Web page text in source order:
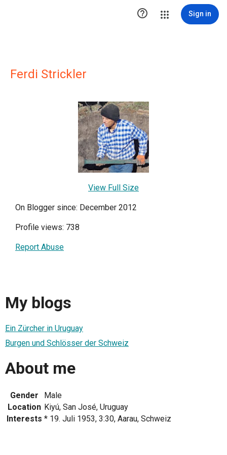
 Sign in
Ferdi Strickler
View Full Size
On Blogger since: December 2012
Profile views: 738
Report Abuse
My blogs
Ein Zürcher in Uruguay
Burgen und Schlösser der Schweiz
About me
Gender
Male
Location Kiyú, San José, Uruguay
Interests * 19. Juli 1953, 3:30, Aarau, Schweiz